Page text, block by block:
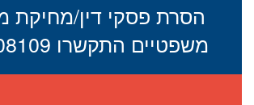
הסרת פסקי דין/מחיקת
משפטיים התקשרו 0522508109